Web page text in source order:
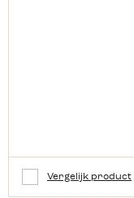
Vergelijk product